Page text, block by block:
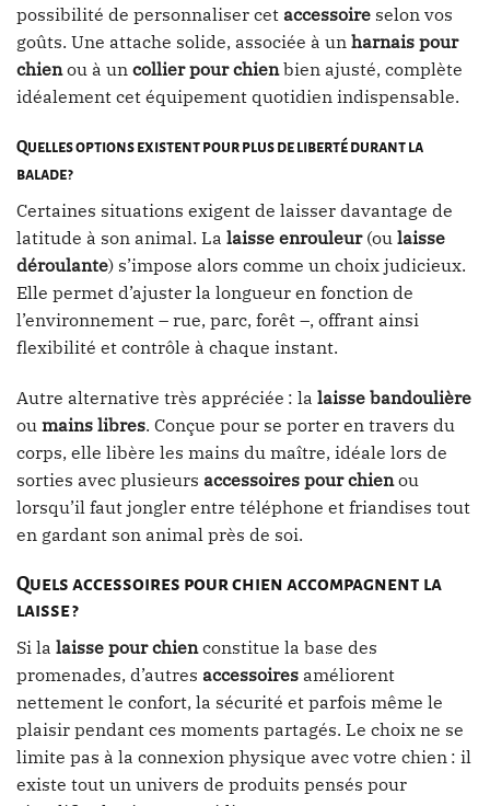
possibilité de personnaliser cet accessoire selon vos
goûts. Une attache solide, associée à un harnais pour
chienou à un collier pour chienbien ajusté, complète
idéalement cet équipement quotidien indispensable.
Quelles options existent pour plus de liberté durant la
balade ?
Certaines situations exigent de laisser davantage de
latitude à son animal. La laisse enrouleur(ou laisse
déroulante) s’impose alors comme un choix judicieux.
Elle permet d’ajuster la longueur en fonction de
l’environnement – rue, parc, forêt –, offrant ainsi
flexibilité et contrôle à chaque instant.
Autre alternative très appréciée : la laisse bandoulière
ou mains libres. Conçue pour se porter en travers du
corps, elle libère les mains du maître, idéale lors de
sorties avec plusieurs accessoires pour chienou
lorsqu’il faut jongler entre téléphone et friandises tout
en gardant son animal près de soi.
Quels accessoires pour chien accompagnent la
laisse ?
Si la laisse pour chienconstitue la base des
promenades, d’autres accessoires améliorent
nettement le confort, la sécurité et parfois même le
plaisir pendant ces moments partagés. Le choix ne se
limite pas à la connexion physique avec votre chien : il
existe tout un univers de produits pensés pour